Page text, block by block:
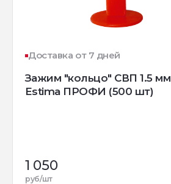
Доставка от 7 дней
Зажим "кольцо" СВП 1.5 мм
Estima ПРОФИ (500 шт)
1 050
руб/шт